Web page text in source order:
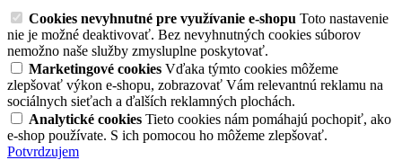
Cookies nevyhnutné pre využívanie e-shopu Toto nastavenie
nie je možné deaktivovať. Bez nevyhnutných cookies súborov
nemožno naše služby zmysluplne poskytovať.
Marketingové cookies Vďaka týmto cookies môžeme
zlepšovať výkon e-shopu, zobrazovať Vám relevantnú reklamu na
sociálnych sieťach a ďalších reklamných plochách.
Analytické cookies Tieto cookies nám pomáhajú pochopiť, ako
e-shop používate. S ich pomocou ho môžeme zlepšovať.
Potvrdzujem